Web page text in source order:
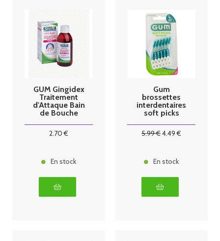
GUM Gingidex
Traitement
d'Attaque Bain
de Bouche
2.70 €
En stock
Gum
brossettes
interdentaires
soft picks
5.99€4.49 €
En stock